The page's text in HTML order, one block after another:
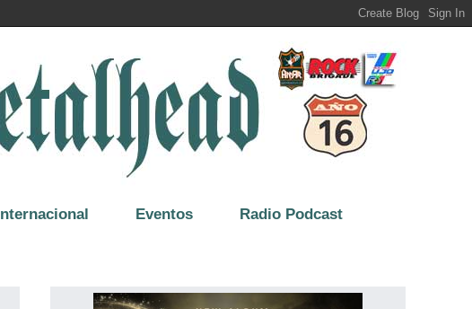
Internacional Eventos Radio Podcast